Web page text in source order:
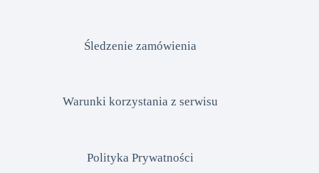
Śledzenie zamówienia
Warunki korzystania z serwisu
Polityka Prywatności